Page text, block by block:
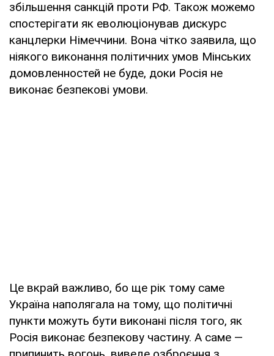
збільшення санкцій проти РФ. Також можемо
спостерігати як еволюціонував дискурс
канцлерки Німеччини. Вона чітко заявила, що
ніякого виконання політичних умов Мінських
домовленностей не буде, доки Росія не
виконає безпекові умови.
Це вкрай важливо, бо ще рік тому саме
Україна наполягала на тому, що політичні
пункти можуть бути виконані після того, як
Росія виконає безпекову частину. А саме —